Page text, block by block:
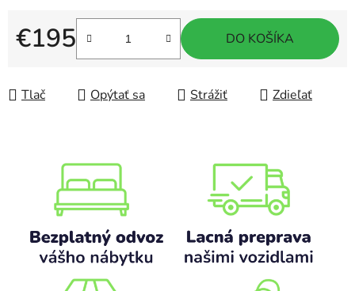
€195
Jednotková cena:
DO KOŠÍKA
Tlač Opýtať sa Strážiť Zdieľať